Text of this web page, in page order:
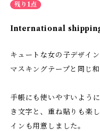
残り1点
International
キュートな女の子デザイ
マスキングテープと同じ
手帳にも使いやすいよ
き文字と、重ね貼りも楽
インも用意しました。